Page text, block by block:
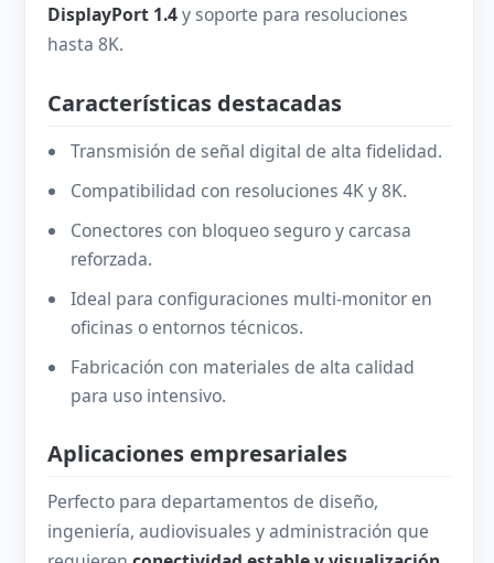
DisplayPort 1.4y soporte para resoluciones
hasta 8K.
Características destacadas
Transmisión de señal digital de alta fidelidad.
Compatibilidad con resoluciones 4K y 8K.
Conectores con bloqueo seguro y carcasa
reforzada.
Ideal para configuraciones multi-monitor en
oficinas o entornos técnicos.
Fabricación con materiales de alta calidad
para uso intensivo.
Aplicaciones empresariales
Perfecto para departamentos de diseño,
ingeniería, audiovisuales y administración que